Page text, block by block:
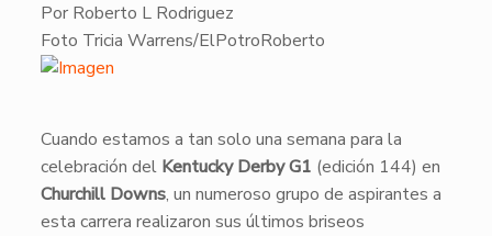
Por Roberto L Rodriguez
Foto Tricia Warrens/ElPotroRoberto
​Cuando estamos a tan solo una semana para la
celebración del Kentucky Derby G1 (edición 144) en
Churchill Downs, un numeroso grupo de aspirantes a
esta carrera realizaron sus últimos briseos